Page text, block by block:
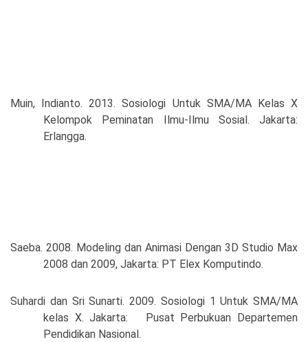
Muin, Indianto. 2013. Sosiologi Untuk SMA/MA Kelas X
Kelompok Peminatan Ilmu-Ilmu Sosial. Jakarta:
Erlangga.
Saeba. 2008. Modeling dan Animasi Dengan 3D Studio Max
2008 dan 2009, Jakarta: PT Elex Komputindo.
Suhardi dan Sri Sunarti. 2009. Sosiologi 1 Untuk SMA/MA
kelas X. Jakarta: Pusat Perbukuan Departemen
Pendidikan Nasional.